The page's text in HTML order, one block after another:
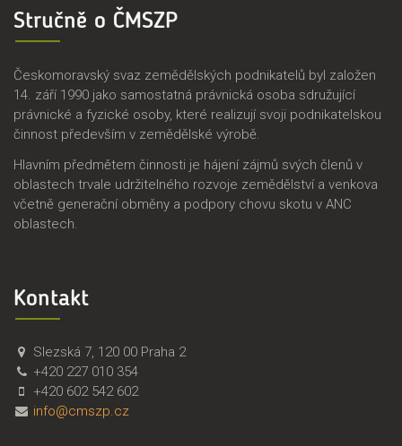
Stručně o ČMSZP
Českomoravský svaz zemědělských podnikatelů byl založen
14. září 1990 jako samostatná právnická osoba sdružující
právnické a fyzické osoby, které realizují svoji podnikatelskou
činnost především v zemědělské výrobě.
Hlavním předmětem činnosti je hájení zájmů svých členů v
oblastech trvale udržitelného rozvoje zemědělství a venkova
včetně generační obměny a podpory chovu skotu v ANC
oblastech.
Kontakt
Č
M
S
Z
Č
e
s
k
Slezská 7, 120 00 Praha 2
+420 227 010 354
+420 602 542 602
info@cmszp.cz